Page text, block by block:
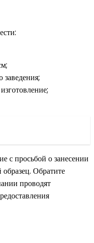
с просьбой о занесении
Обратите
проводят